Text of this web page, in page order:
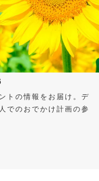
トの情報をお届け。デ
でのおでかけ計画の参